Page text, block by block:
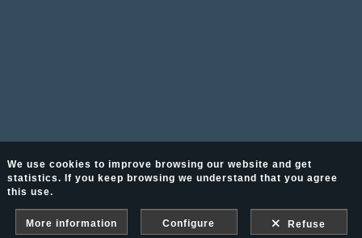
We use cookies to improve browsing our website and get
statistics. If you keep browsing we understand that you agree
this use.
More information Configure Refuse